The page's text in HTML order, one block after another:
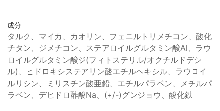
成分
タルク、マイカ、カオリン、フェニルトリメチコン、酸化
チタン、ジメチコン、ステアロイルグルタミン酸Al、ラウ
ロイルグルタミン酸ジ(フィトステリル/オクチルドデシ
ル)、ヒドロキシステアリン酸エチルヘキシル、ラウロイ
ルリシン、ミリスチン酸亜鉛、エチルパラベン、メチルパ
ラベン、デヒドロ酢酸Na、(+/-)グンジョウ、酸化鉄